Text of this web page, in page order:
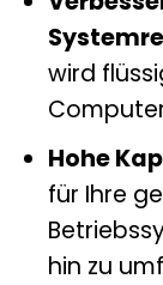
wird
Hohe
für Ihre
hin zu